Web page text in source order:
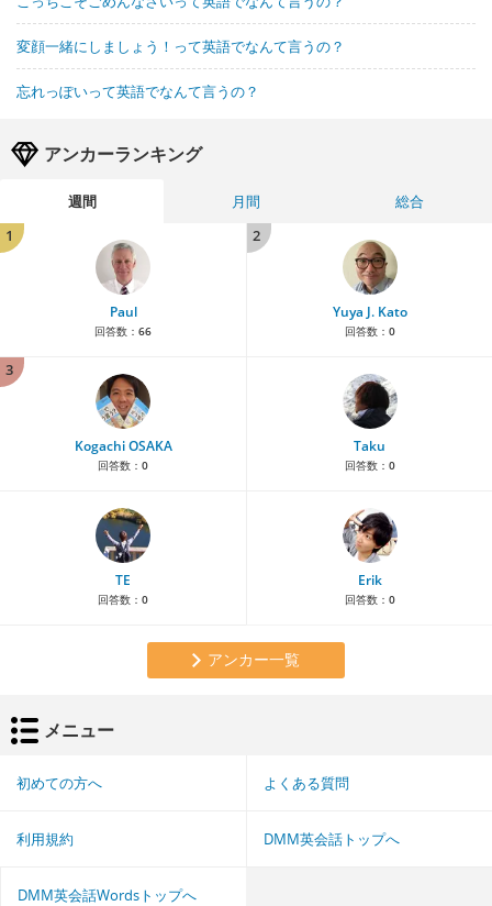
変顔一緒にしましょう！って英語でなんて言うの？
忘れっぽいって英語でなんて言うの？
アンカーランキング
週間 月間
総合
1
Paul
回答数： 66
2
Yuya J. Kato
回答数： 0
3
Kogachi OSAKA
回答数： 0
Taku
回答数： 0
TE
回答数： 0
Erik
回答数： 0
アンカー一覧
メニュー
初めての方へ よくある質問
利用規約 DMM英会話トップへ
DMM英会話Wordsトップへ